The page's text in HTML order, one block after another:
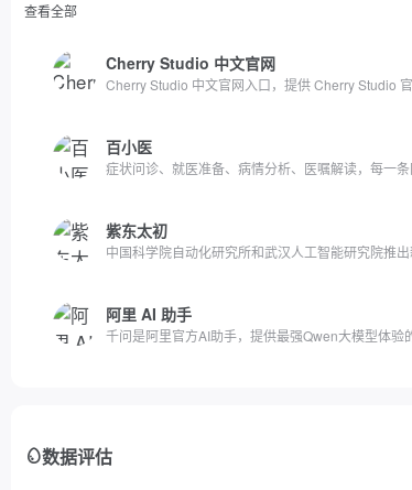
查看全部
Cherry Studio 中文官网
Cherry Studio 中文官网入口，提供 Cherry Studio
百小医
症状问诊、就医准备、病情分析、医嘱解读，每一
紫东太初
中国科学院自动化研究所和武汉人工智能研究院推
阿里 AI 助手
千问是阿里官方AI助手，提供最强Qwen大模型体验
数据评估